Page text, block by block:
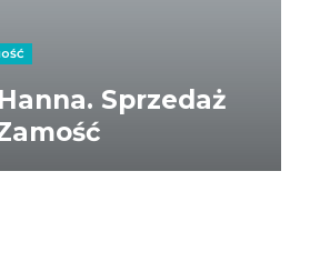
Sprzedaż